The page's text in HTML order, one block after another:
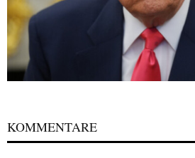
KOMMENTARE